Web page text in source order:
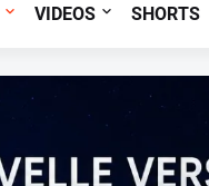
VIDEOS SHORTS